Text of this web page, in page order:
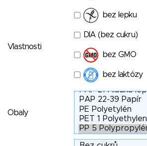
Vlastnosti
bez lepku
DIA (bez cukru)
bez GMO
bez laktózy
Obaly